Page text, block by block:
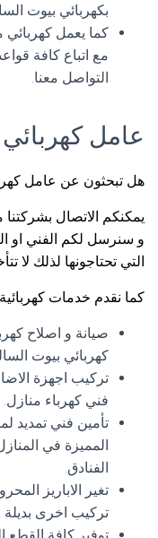
بكهربائي بيوت
كما يعمل كهربائي
مع اتباع كافة
التواصل معنا.
عامل كهربائي 24 ساعة
هل تبحثون عن عامل كهربائي 24 ساعة في
يمكنكم الاتصال
و سنرسل لكم الفني او
التي تحتاجونها لذلك لا
كما نقدم خدمات
صيانة و اصلاح
كهربائي بيوت
تركيب اجهزة
فني كهرباء منازل.
تأمين فني تمديد
المميزة في
الفنادق.
تغير الاباريز
تركيب اخرى